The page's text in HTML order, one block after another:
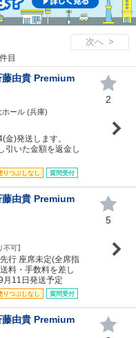
次へ >
目
由貴 Premium
ール (兵庫)
金)発送します。
引いた金額を返金し
りつぶしなし 質問受付
2
由貴 Premium
不可】
行 座席未定(全席指
料・手数料を差し
月11日発送予定
りつぶしなし 質問受付
5
由貴 Premium